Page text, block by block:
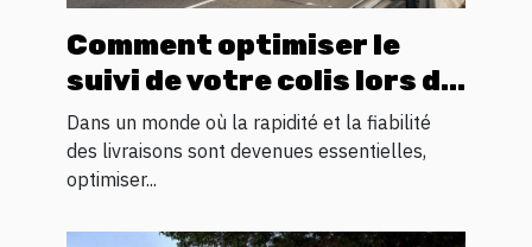
Comment optimiser le
suivi de votre colis lors du
transit logistique ?
Dans un monde où la rapidité et la fiabilité
des livraisons sont devenues essentielles,
optimiser...